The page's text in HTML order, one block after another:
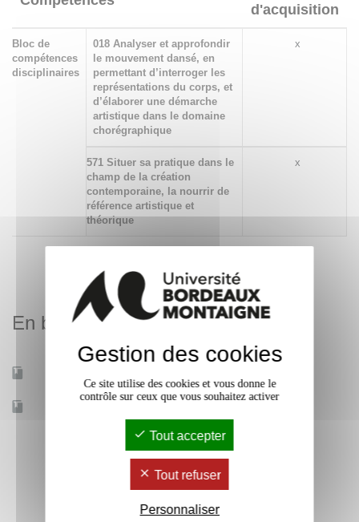
d'acquisition
Bloc de
compétences
disciplinaires
018 Analyser et approfondir
le mouvement dansé, en
permettant d’interroger les
représentations du corps, et
d’élaborer une démarche
artistique dans le domaine
chorégraphique
x
571 Situer sa pratique dans le
champ de la création
contemporaine, la nourrir de
référence artistique et
théorique
x
En bref
Gestion des cookies
Ce site utilise des cookies et vous donne le
contrôle sur ceux que vous souhaitez activer
Tout accepter
Tout refuser
Personnaliser